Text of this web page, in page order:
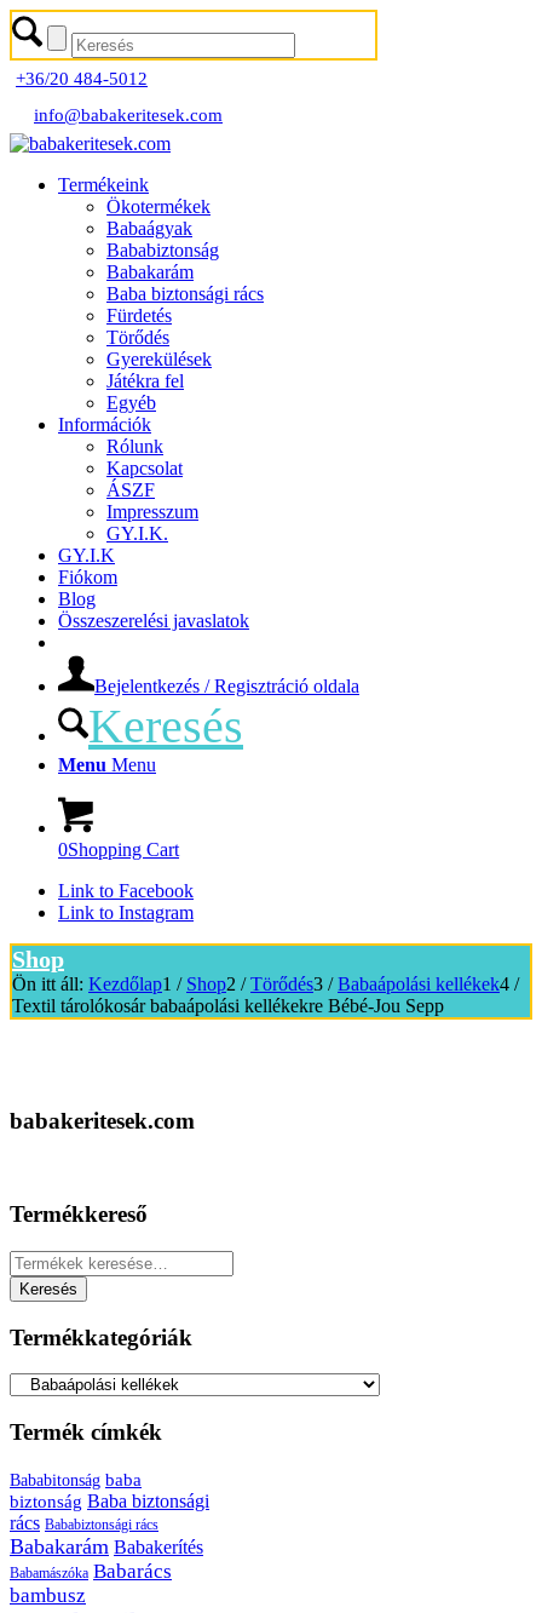
+36/20 484-5012
info@babakeritesek.com
Termékeink
Ökotermékek
Babaágyak
Bababiztonság
Babakarám
Baba biztonsági rács
Fürdetés
Törődés
Gyerekülések
Játékra fel
Egyéb
Információk
Rólunk
Kapcsolat
ÁSZF
Impresszum
GY.I.K.
GY.I.K
Fiókom
Blog
Összeszerelési javaslatok
Bejelentkezés / Regisztráció oldala
Keresés
Menu Menu
0Shopping Cart
Link to Facebook
Link to Instagram
Shop
Ön itt áll: Kezdőlap1 / Shop2 / Törődés3 / Babaápolási kellékek4 /
Textil tárolókosár babaápolási kellékekre Bébé-Jou Sepp
babakeritesek.com
Termékkereső
Keresés
a
következőre:
Keresés
Termékkategóriák
Termék címkék
Bababitonság baba
biztonság Baba biztonsági
rács Bababiztonsági rács
Babakarám Babakerítés
Babamászóka Babarács
bambusz